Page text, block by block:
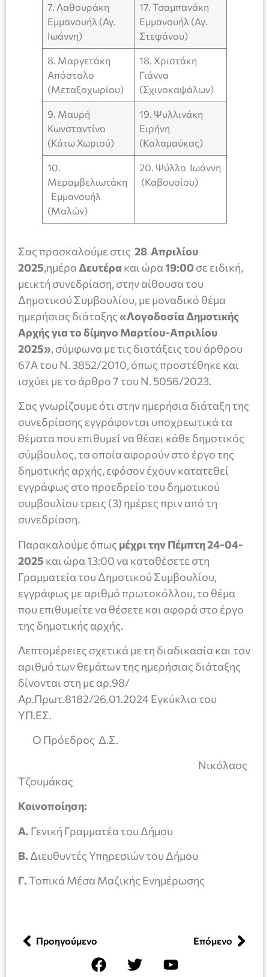
7. Λαθουράκη
Εμμανουήλ (Αγ.
Ιωάννη)
17. Τσαμπανάκη
Εμμανουήλ (Αγ.
Στεφάνου)
8. Μαργετάκη
Απόστολο
(Μεταξοχωρίου)
18. Χριστάκη
Γιάννα
(Σχινοκαψάλων)
9. Μαυρή
Κωνσταντίνο
(Κάτω Χωριού)
19. Ψυλλινάκη
Ειρήνη
(Καλαμαύκας)
10.
Μεραμβελιωτάκη
Εμμανουήλ
(Μαλών)
20. Ψύλλο Ιωάννη
(Καβουσίου)
Σας προσκαλούμε στις 28 Απριλίου
2025,ημέρα Δευτέρα και ώρα19:00 σε ειδική,
μεικτή συνεδρίαση, στην αίθουσα του
Δημοτικού Συμβουλίου, με μοναδικό θέμα
ημερήσιας διάταξης«Λογοδοσία Δημοτικής
Αρχής για το δίμηνο Μαρτίου-Απριλίου
2025», σύμφωνα με τις διατάξεις του άρθρου
67Α του Ν. 3852/2010, όπως προστέθηκε και
ισχύει με το άρθρο 7 του Ν. 5056/2023.
Σας γνωρίζουμε ότι στην ημερήσια διάταξη της
συνεδρίασης εγγράφονται υποχρεωτικά τα
θέματα που επιθυμεί να θέσει κάθε δημοτικός
σύμβουλος, τα οποία αφορούν στο έργο της
δημοτικής αρχής, εφόσον έχουν κατατεθεί
εγγράφως στο προεδρείο του δημοτικού
συμβουλίου τρεις (3) ημέρες πριν από τη
συνεδρίαση.
Παρακαλούμε όπως μέχρι την Πέμπτη 24-04-
2025 και ώρα 13:00 να καταθέσετε στη
Γραμματεία του Δημοτικού Συμβουλίου,
εγγράφως με αριθμό πρωτοκόλλου, το θέμα
που επιθυμείτε να θέσετε και αφορά στο έργο
της δημοτικής αρχής.
Λεπτομέρειες σχετικά με τη διαδικασία και τον
αριθμό των θεμάτων της ημερήσιας διάταξης
δίνονται στη με αρ.98/
Αρ.Πρωτ.8182/26.01.2024 Εγκύκλιο του
ΥΠ.ΕΣ.
Ο Πρόεδρος Δ.Σ.
Νικόλαος
Τζουμάκας
Κοινοποίηση:
Α. Γενική Γραμματέα του Δήμου
Β. Διευθυντές Υπηρεσιών του Δήμου
Γ.Τοπικά Μέσα Μαζικής Ενημέρωσης
Προηγούμενο Επόμενο